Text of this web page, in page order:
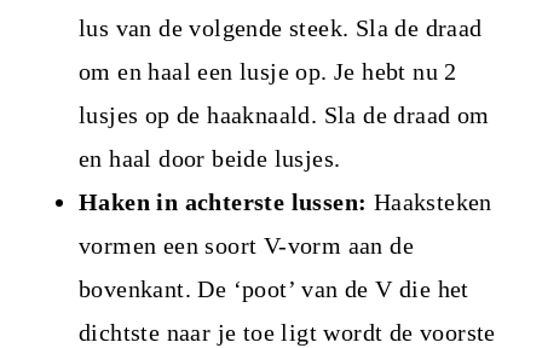
lus van de volgende steek. Sla de draad
om en haal een lusje op. Je hebt nu 2
lusjes op de haaknaald. Sla de draad om
en haal door beide lusjes.
Haken in achterste lussen: Haaksteken
vormen een soort V-vorm aan de
bovenkant. De ‘poot’ van de V die het
dichtste naar je toe ligt wordt de voorste